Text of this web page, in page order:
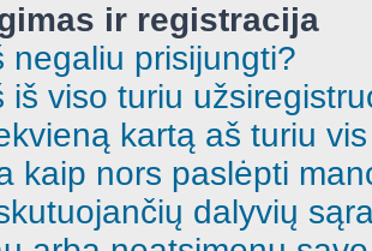
ir registracija
negaliu prisijungti?
iš viso turiu
kartą aš turiu
kaip nors paslėpti
dalyvių